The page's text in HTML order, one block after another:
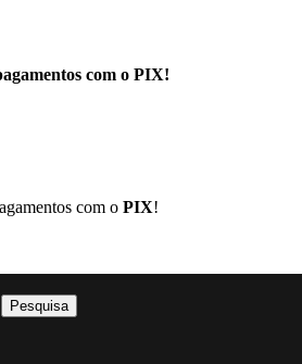
com o PIX!
com o PIX!
Pesquisa